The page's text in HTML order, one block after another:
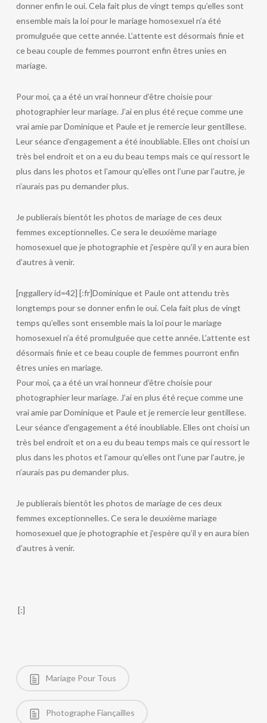
donner enfin le oui. Cela fait plus de vingt temps qu’elles sont
ensemble mais la loi pour le mariage homosexuel n’a été
promulguée que cette année. L’attente est désormais finie et
ce beau couple de femmes pourront enfin êtres unies en
mariage.
Pour moi, ça a été un vrai honneur d’être choisie pour
photographier leur mariage. J’ai en plus été reçue comme une
vrai amie par Dominique et Paule et je remercie leur gentillese.
Leur séance d’engagement a été inoubliable. Elles ont choisi un
très bel endroit et on a eu du beau temps mais ce qui ressort le
plus dans les photos et l’amour qu’elles ont l’une par l’autre, je
n’aurais pas pu demander plus.
Je publierais bientôt les photos de mariage de ces deux
femmes exceptionnelles. Ce sera le deuxième mariage
homosexuel que je photographie et j’espère qu’il y en aura bien
d’autres à venir.
[nggallery id=42] [:fr]Dominique et Paule ont attendu très
longtemps pour se donner enfin le oui. Cela fait plus de vingt
temps qu’elles sont ensemble mais la loi pour le mariage
homosexuel n’a été promulguée que cette année. L’attente est
désormais finie et ce beau couple de femmes pourront enfin
êtres unies en mariage.
Pour moi, ça a été un vrai honneur d’être choisie pour
photographier leur mariage. J’ai en plus été reçue comme une
vrai amie par Dominique et Paule et je remercie leur gentillese.
Leur séance d’engagement a été inoubliable. Elles ont choisi un
très bel endroit et on a eu du beau temps mais ce qui ressort le
plus dans les photos et l’amour qu’elles ont l’une par l’autre, je
n’aurais pas pu demander plus.
Je publierais bientôt les photos de mariage de ces deux
femmes exceptionnelles. Ce sera le deuxième mariage
homosexuel que je photographie et j’espère qu’il y en aura bien
d’autres à venir.
[:]
Mariage Pour Tous
Photographe Fiançailles